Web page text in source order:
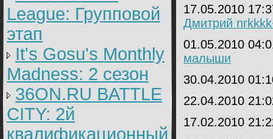
League: Групповой
этап
It's Gosu's Monthly
Madness: 2 сезон
36ON.RU BATTLE
CITY: 2й
квалификационный
17.05.2010
Дмитрий
01.05.2010
малыши
30.04.2010
22.04.2010
17.02.2010